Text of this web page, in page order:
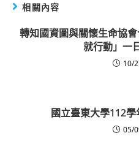
相關內容
轉知國資圖與關懷生命協
就行動」一
10/
國立臺東大學112
05/